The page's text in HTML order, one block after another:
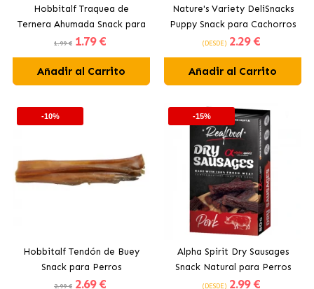
Hobbitalf Traquea de
Ternera Ahumada Snack para
Perros
1.99 € 1.79 €
Añadir al Carrito
Nature's Variety DeliSnacks
Puppy Snack para Cachorros
Bocaditos con Pollo y Cerdo
(DESDE) 2.29 €
Añadir al Carrito
-10%
Hobbitalf Tendón de Buey
Snack para Perros
2.99 € 2.69 €
-15%
Alpha Spirit Dry Sausages
Snack Natural para Perros
Salchicha Curada Cerdo
(DESDE) 2.99 €